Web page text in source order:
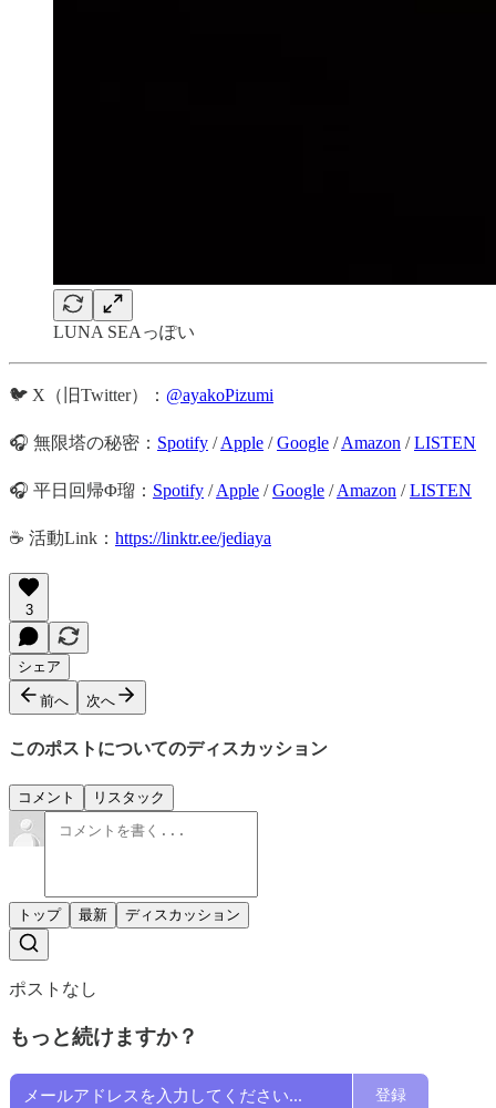
LUNA SEAっぽい
🐦 X（旧Twitter）： @ayakoPizumi
🎧 無限塔の秘密： Spotify /Apple /Google /Amazon /LISTEN
🎧 平日回帰Φ瑠： Spotify /Apple /Google /Amazon /LISTEN
☕️ 活動Link： https://linktr.ee/jediaya
3
シェア
前へ 次へ
このポストについてのディスカッション
コメント リスタック
トップ 最新 ディスカッション
ポストなし
もっと続けますか？
登録